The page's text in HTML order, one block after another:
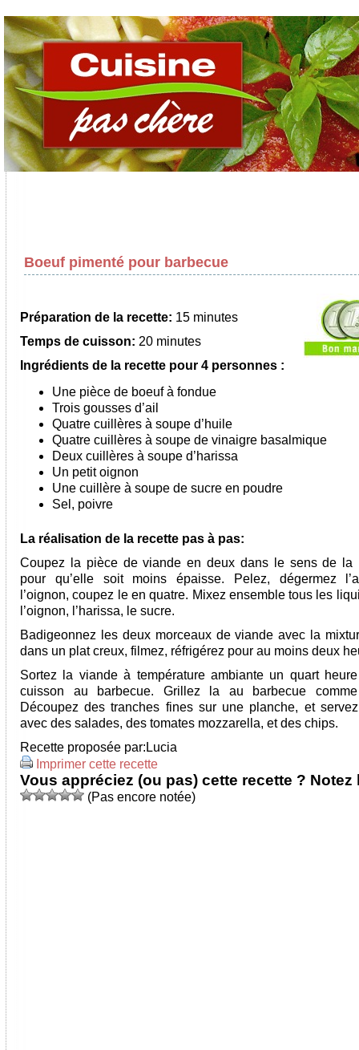
Boeuf pimenté pour barbecue
Préparation de la recette: 15 minutes
Temps de cuisson: 20 minutes
Ingrédients de la recette pour 4 personnes :
Une pièce de boeuf à fondue
Trois gousses d’ail
Quatre cuillères à soupe d’huile
Quatre cuillères à soupe de vinaigre basalmique
Deux cuillères à soupe d’harissa
Un petit oignon
Une cuillère à soupe de sucre en poudre
Sel, poivre
La réalisation de la recette pas à pas:
Coupez la pièce de viande en deux dans le sens de la
pour qu’elle soit moins épaisse. Pelez, dégermez
l’oignon, coupez le en quatre. Mixez ensemble tous les
l’oignon, l’harissa, le sucre.
Badigeonnez les deux morceaux de viande avec la
dans un plat creux, filmez, réfrigérez pour au moins deux
Sortez la viande à température ambiante un quart
cuisson au barbecue. Grillez la au barbecue
Découpez des tranches fines sur une planche, et
avec des salades, des tomates mozzarella, et des chips.
Recette proposée par: Lucia
Imprimer cette recette
Vous appréciez (ou pas) cette recette ? Notez
(Pas encore notée)